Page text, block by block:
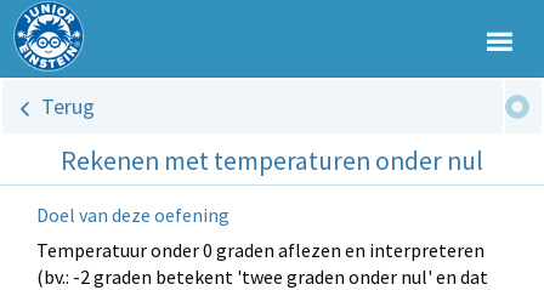
Terug
Rekenen met temperaturen onder nul
Doel van deze oefening
Temperatuur onder 0 graden aflezen en interpreteren
(bv.: -2 graden betekent 'twee graden onder nul' en dat